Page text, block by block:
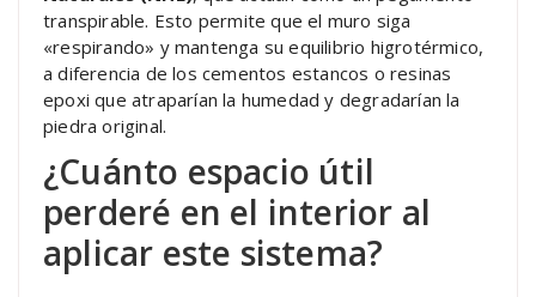
transpirable. Esto permite que el muro siga
«respirando» y mantenga su equilibrio higrotérmico,
a diferencia de los cementos estancos o resinas
epoxi que atraparían la humedad y degradarían la
piedra original.
¿Cuánto espacio útil
perderé en el interior al
aplicar este sistema?